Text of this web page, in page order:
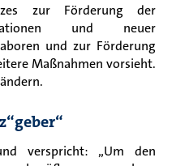
zur Förderung der
und neuer
und zur Förderung
Maßnahmen vorsieht.
verspricht: „Um den